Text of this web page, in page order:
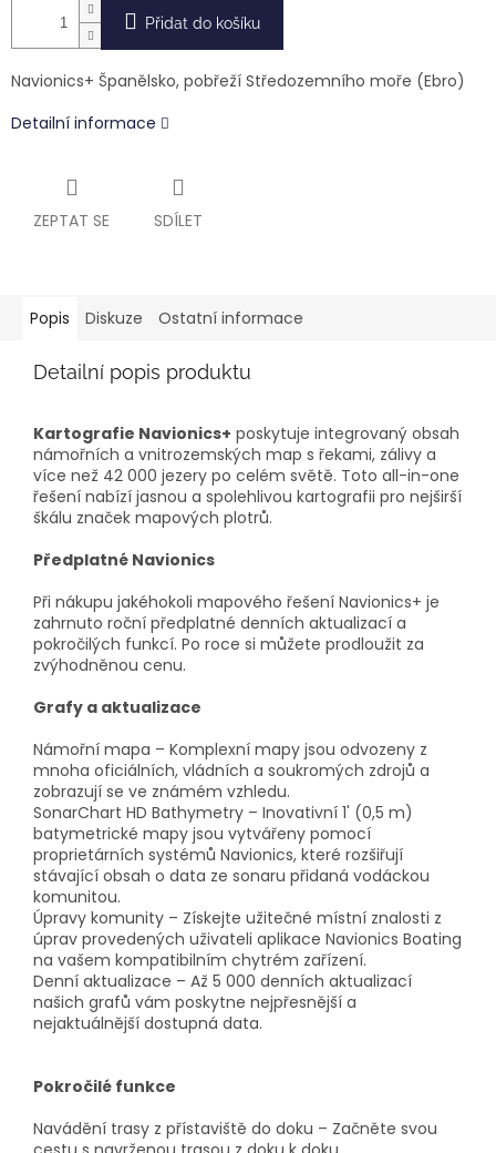
Přidat do košíku
Navionics+ Španělsko, pobřeží Středozemního moře (Ebro)
Detailní informace
ZEPTAT SE SDÍLET
Popis Diskuze Ostatní informace
Detailní popis produktu
Kartografie Navionics+ poskytuje integrovaný obsah
námořních a vnitrozemských map s řekami, zálivy a
více než 42 000 jezery po celém světě. Toto all-in-one
řešení nabízí jasnou a spolehlivou kartografii pro nejširší
škálu značek mapových plotrů.
Předplatné Navionics
Při nákupu jakéhokoli mapového řešení Navionics+ je
zahrnuto roční předplatné denních aktualizací a
pokročilých funkcí. Po roce si můžete prodloužit za
zvýhodněnou cenu.
Grafy a aktualizace
Námořní mapa – Komplexní mapy jsou odvozeny z
mnoha oficiálních, vládních a soukromých zdrojů a
zobrazují se ve známém vzhledu.
SonarChart HD Bathymetry – Inovativní 1' (0,5 m)
batymetrické mapy jsou vytvářeny pomocí
proprietárních systémů Navionics, které rozšiřují
stávající obsah o data ze sonaru přidaná vodáckou
komunitou.
Úpravy komunity – Získejte užitečné místní znalosti z
úprav provedených uživateli aplikace Navionics Boating
na vašem kompatibilním chytrém zařízení.
Denní aktualizace – Až 5 000 denních aktualizací
našich grafů vám poskytne nejpřesnější a
nejaktuálnější dostupná data.
Pokročilé funkce
Navádění trasy z přístaviště do doku – Začněte svou